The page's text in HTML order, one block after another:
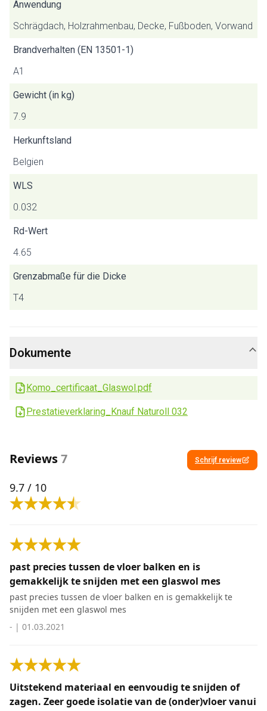
Anwendung
Schrägdach, Holzrahmenbau, Decke, Fußboden, Vorwand
Brandverhalten (EN 13501-1)
A1
Gewicht (in kg)
7.9
Herkunftsland
Belgien
WLS
0.032
Rd-Wert
4.65
Grenzabmaße für die Dicke
T4
Dokumente
Komo_certificaat_Glaswol.pdf
Prestatieverklaring_Knauf Naturoll 032
Reviews7 Schrijf review
9.7 / 10
past precies tussen de vloer balken en is
gemakkelijk te snijden met een glaswol mes
past precies tussen de vloer balken en is gemakkelijk te
snijden met een glaswol mes
- | 01.03.2021
Uitstekend materiaal en eenvoudig te snijden of
zagen. Zeer goede isolatie van de (onder)vloer vanui